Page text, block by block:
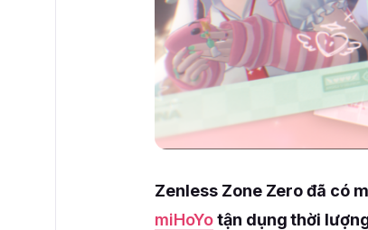
Zenless Zone Zero đã có
miHoYotận dụng thời